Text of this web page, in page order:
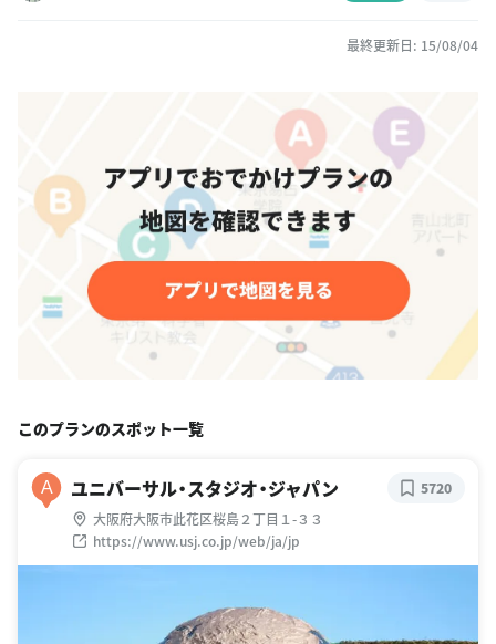
最終更新日: 15/08/04
このプランのスポット一覧
A ユニバーサル・スタジオ・ジャパン
大阪府大阪市此花区桜島２丁目１-３３
https://www.usj.co.jp/web/ja/jp
5720